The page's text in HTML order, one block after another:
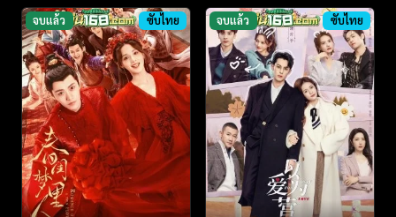
จบแล้ว ซับไทย จบแล้ว ซับไทย